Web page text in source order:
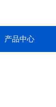
产品中心